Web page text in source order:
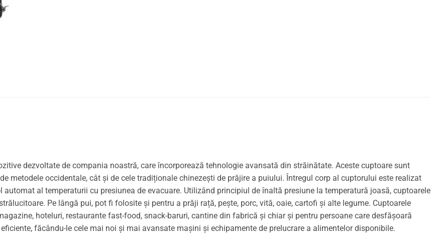
dezvoltate de compania noastră, care încorporează tehnologie avansată din străinătate. Aceste cuptoare sunt
metodele occidentale, cât și de cele tradiționale chinezești de prăjire a puiului. Întregul corp al cuptorului este realizat
al temperaturii cu presiunea de evacuare. Utilizând principiul de înaltă presiune la temperatură joasă, cuptoarele
Pe lângă pui, pot fi folosite și pentru a prăji rață, pește, porc, vită, oaie, cartofi și alte legume. Cuptoarele
hoteluri, restaurante fast-food, snack-baruri, cantine din fabrică și chiar și pentru persoane care desfășoară
făcându-le cele mai noi și mai avansate mașini și echipamente de prelucrare a alimentelor disponibile.